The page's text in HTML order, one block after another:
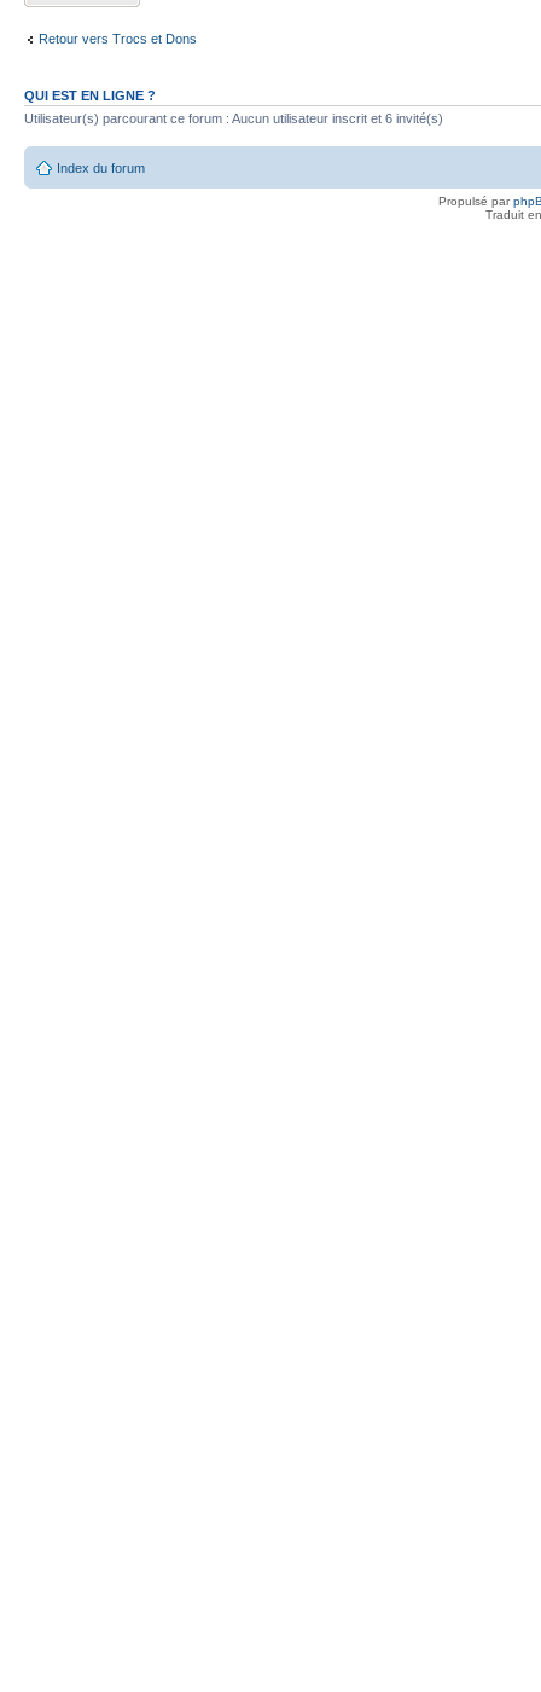
Retour vers Trocs et Dons
QUI EST EN LIGNE ?
Utilisateur(s) parcourant ce forum : Aucun utilisateur inscrit et 6 invité(s)
Index du forum
Propulsé par
Traduit